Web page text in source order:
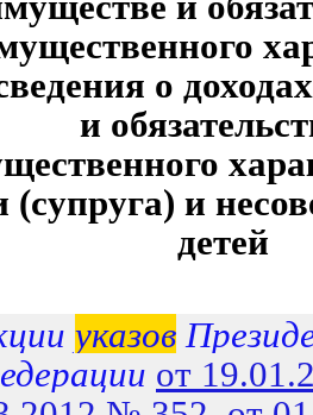
о
и
(супруга) и
детей
указов
от